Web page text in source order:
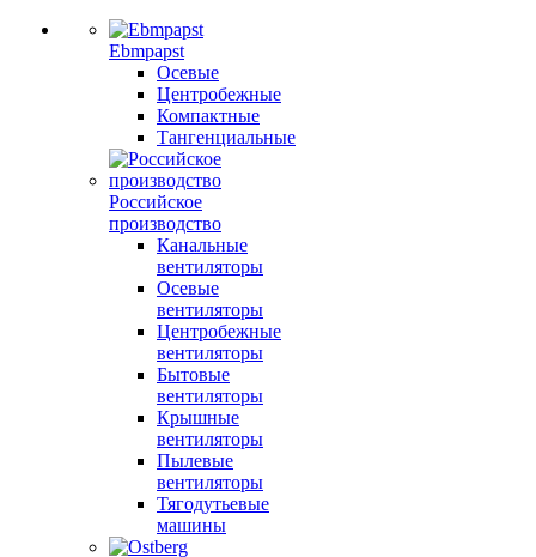
Ebmpapst
Осевые
Центробежные
Компактные
Тангенциальные
Российское
производство
Канальные
вентиляторы
Осевые
вентиляторы
Центробежные
вентиляторы
Бытовые
вентиляторы
Крышные
вентиляторы
Пылевые
вентиляторы
Тягодутьевые
машины